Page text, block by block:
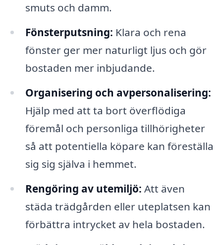
smuts och damm.
Fönsterputsning: Klara och rena
fönster ger mer naturligt ljus och gör
bostaden mer inbjudande.
Organisering och avpersonalisering:
Hjälp med att ta bort överflödiga
föremål och personliga tillhörigheter
så att potentiella köpare kan föreställa
sig sig själva i hemmet.
Rengöring av utemiljö: Att även
städa trädgården eller uteplatsen kan
förbättra intrycket av hela bostaden.